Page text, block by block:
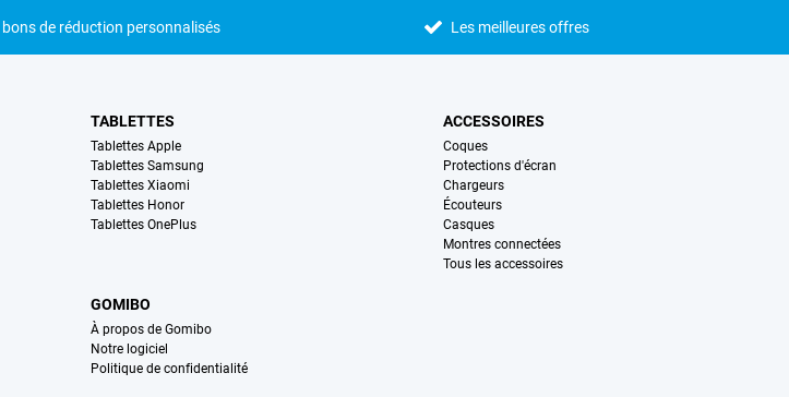
bons de réduction personnalisés Les meilleures offres
TABLETTES
Tablettes Apple
Tablettes Samsung
Tablettes Xiaomi
Tablettes Honor
Tablettes OnePlus
ACCESSOIRES
Coques
Protections d'écran
Chargeurs
Écouteurs
Casques
Montres connectées
Tous les accessoires
GOMIBO
À propos de Gomibo
Notre logiciel
Politique de confidentialité